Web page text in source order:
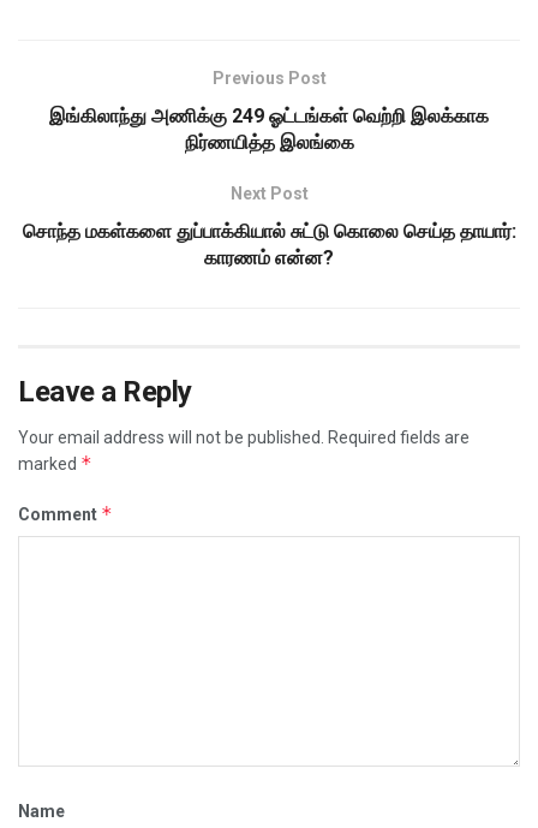
Previous Post
இங்கிலாந்து அணிக்கு 249 ஓட்டங்கள் வெற்றி இலக்காக
நிர்ணயித்த இலங்கை
Next Post
சொந்த மகள்களை துப்பாக்கியால் சுட்டு கொலை செய்த தாயார்:
காரணம் என்ன?
Leave a Reply
Your email address will not be published.
Required fields are
marked *
Comment *
Name